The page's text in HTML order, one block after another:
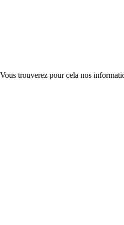
trouverez pour cela nos